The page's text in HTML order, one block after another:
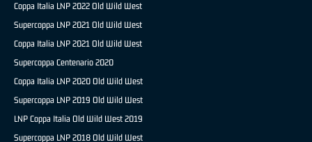
Coppa Italia LNP 2022 Old Wild West
Supercoppa LNP 2021 Old Wild West
Coppa Italia LNP 2021 Old Wild West
Supercoppa Centenario 2020
Coppa Italia LNP 2020 Old Wild West
Supercoppa LNP 2019 Old Wild West
LNP Coppa Italia Old Wild West 2019
Supercoppa LNP 2018 Old Wild West